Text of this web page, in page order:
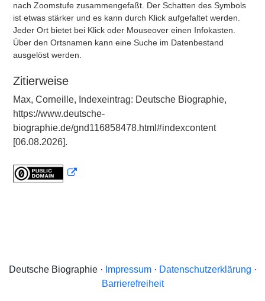
nach Zoomstufe zusammengefaßt. Der Schatten des Symbols
ist etwas stärker und es kann durch Klick aufgefaltet werden.
Jeder Ort bietet bei Klick oder Mouseover einen Infokasten.
Über den Ortsnamen kann eine Suche im Datenbestand
ausgelöst werden.
Zitierweise
Max, Corneille, Indexeintrag: Deutsche Biographie,
https://www.deutsche-
biographie.de/gnd116858478.html#indexcontent
[06.08.2026].
Deutsche Biographie · Impressum· Datenschutzerklärung ·
Barrierefreiheit